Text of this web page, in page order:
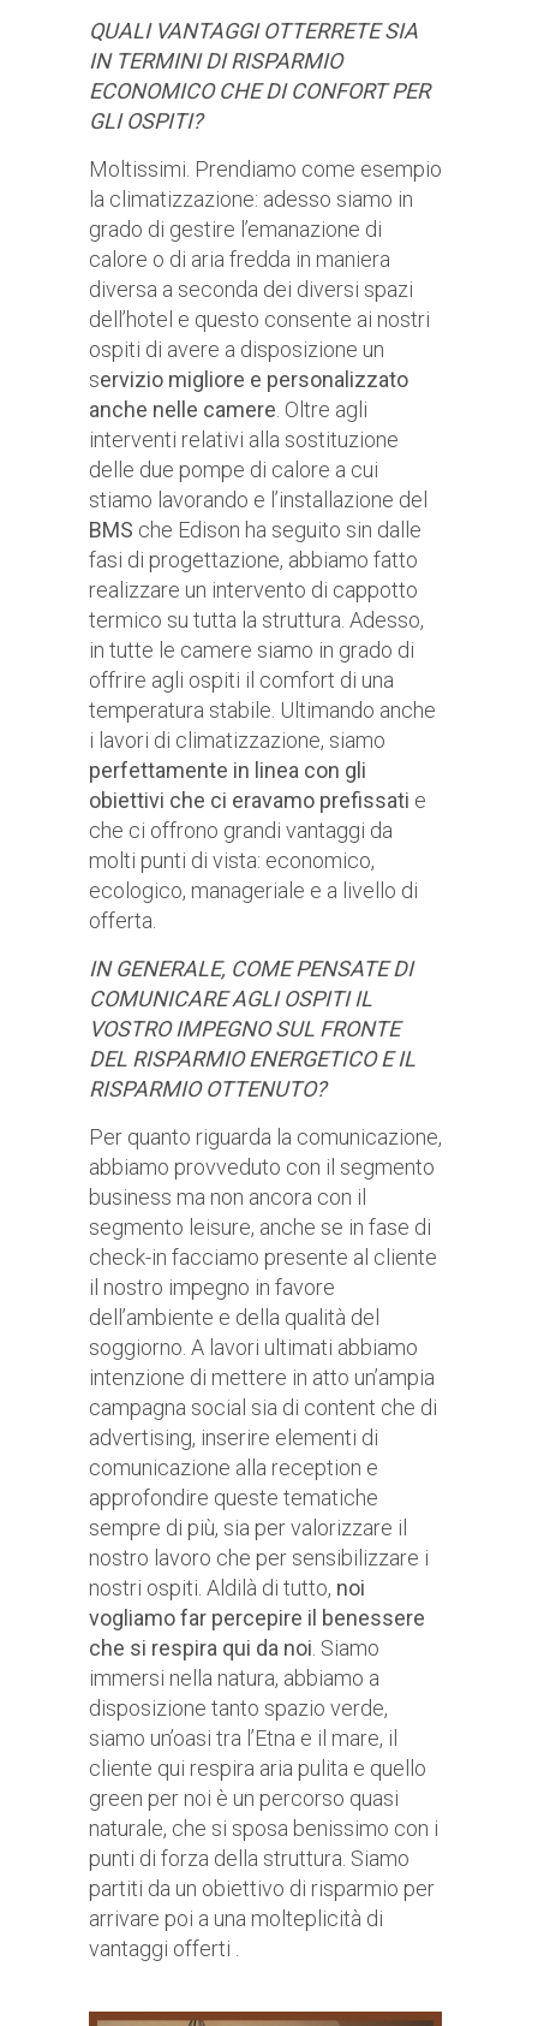
QUALI VANTAGGI OTTERRETE SIA
IN TERMINI DI RISPARMIO
ECONOMICO CHE DI CONFORT PER
GLI OSPITI?
Moltissimi. Prendiamo come esempio
la climatizzazione: adesso siamo in
grado di gestire l’emanazione di
calore o di aria fredda in maniera
diversa a seconda dei diversi spazi
dell’hotel e questo consente ai nostri
ospiti di avere a disposizione un
servizio migliore e personalizzato
anche nelle camere . Oltre agli
interventi relativi alla sostituzione
delle due pompe di calore a cui
stiamo lavorando e l’installazione del
BMS che Edison ha seguito sin dalle
fasi di progettazione, abbiamo fatto
realizzare un intervento di cappotto
termico su tutta la struttura. Adesso,
in tutte le camere siamo in grado di
offrire agli ospiti il comfort di una
temperatura stabile. Ultimando anche
i lavori di climatizzazione, siamo
perfettamente in linea con gli
obiettivi che ci eravamo prefissati e
che ci offrono grandi vantaggi da
molti punti di vista: economico,
ecologico, manageriale e a livello di
offerta.
IN GENERALE, COME PENSATE DI
COMUNICARE AGLI OSPITI IL
VOSTRO IMPEGNO SUL FRONTE
DEL RISPARMIO ENERGETICO E IL
RISPARMIO OTTENUTO?
Per quanto riguarda la comunicazione,
abbiamo provveduto con il segmento
business ma non ancora con il
segmento leisure, anche se in fase di
check-in facciamo presente al cliente
il nostro impegno in favore
dell’ambiente e della qualità del
soggiorno. A lavori ultimati abbiamo
intenzione di mettere in atto un’ampia
campagna social sia di content che di
advertising, inserire elementi di
comunicazione alla reception e
approfondire queste tematiche
sempre di più, sia per valorizzare il
nostro lavoro che per sensibilizzare i
nostri ospiti. Aldilà di tutto, noi
vogliamo far percepire il benessere
che si respira qui da noi . Siamo
immersi nella natura, abbiamo a
disposizione tanto spazio verde,
siamo un’oasi tra l’Etna e il mare, il
cliente qui respira aria pulita e quello
green per noi è un percorso quasi
naturale, che si sposa benissimo con i
punti di forza della struttura. Siamo
partiti da un obiettivo di risparmio per
arrivare poi a una molteplicità di
vantaggi offerti .